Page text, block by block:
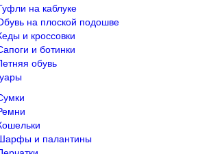
на каблуке
на плоской подошве
и кроссовки
и ботинки
обувь
и палантины